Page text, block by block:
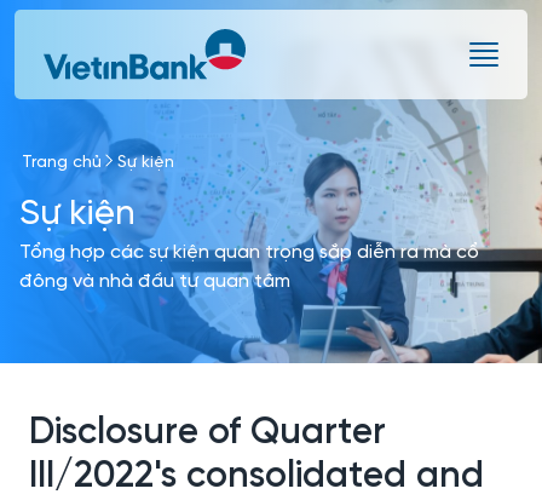
Skip to Main Content
Trang chủ Sự kiện
Sự kiện
Tổng hợp các sự kiện quan trọng sắp diễn ra mà cổ
đông và nhà đầu tư quan tâm
Disclosure of Quarter
III/2022's consolidated and